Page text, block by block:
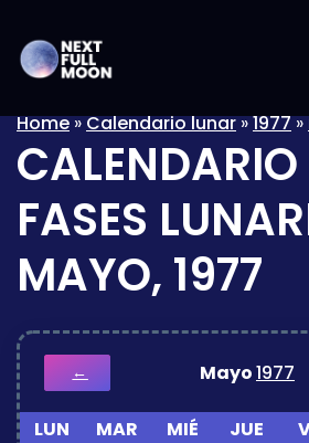
Home»Calendario lunar»1977»
CALENDARIO
FASES
MAYO, 1977
← Mayo1977
LUN MAR MIÉ JUE